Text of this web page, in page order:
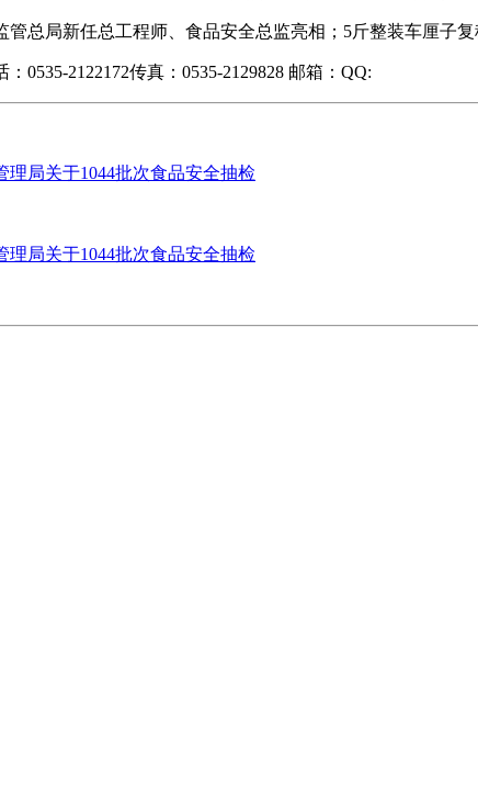
局新任总工程师、食品安全总监亮相；5斤整装车厘子复
2122172传真：0535-2129828 邮箱：QQ:
理局关于1044批次食品安全抽检
理局关于1044批次食品安全抽检